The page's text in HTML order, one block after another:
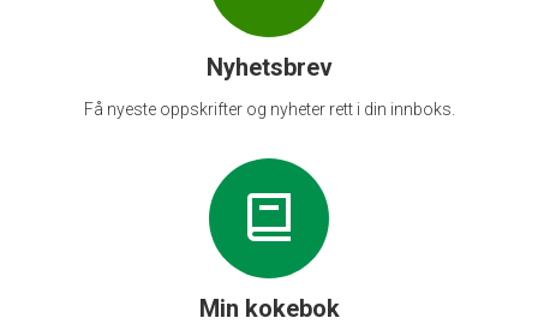
Nyhetsbrev
Få nyeste oppskrifter og nyheter rett i din innboks.
Min kokebok